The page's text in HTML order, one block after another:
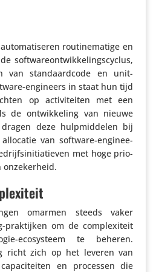
routi­ne­ma­tige en
soft­wa­re­ont­wik­ke­lings­cy­clus,
van stan­daard­code en unit-
engineers in staat hun tijd
op acti­vi­teiten met een
de ontwik­ke­ling van nieuwe
deze hulp­mid­delen bij
van software-engi­nee­
met hoge prio­
omarmen steeds vaker
prak­tijken om de complexi­teit
ecosys­teem te beheren.
richt zich op het leveren van
en processen die